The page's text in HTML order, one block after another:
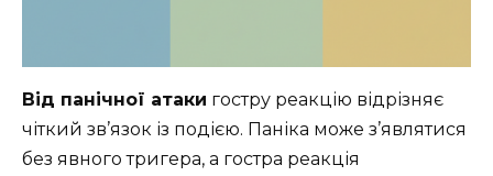
Від панічної атаки гостру реакцію відрізняє
чіткий зв’язок із подією. Паніка може з’являтися
без явного тригера, а гостра реакція